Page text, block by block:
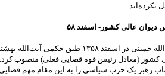
نکرده‌اند.
دیوان عالی کشور- اسفند ۵۸
آیت‌الله خمینی در اسفند ۱۳۵۸
کشور (معادل رئیس قوه قضایی فعلی) منصوب کرد.
رهبر یک حزب سیاسی را به این مقام مهم قضایی